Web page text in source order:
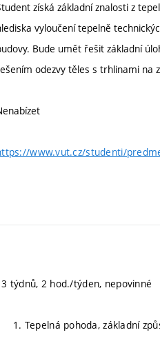
získá základní znalosti z
vyloučení tepelně
Bude umět řešit základní
odezvy těles s trhlinami na
www.vut.cz/studenti/
týdnů, 2 hod./týden, nepovinné
1. Tepelná pohoda, základní